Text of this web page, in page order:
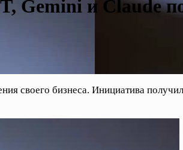
Gemini и Claude
своего бизнеса. Инициатива